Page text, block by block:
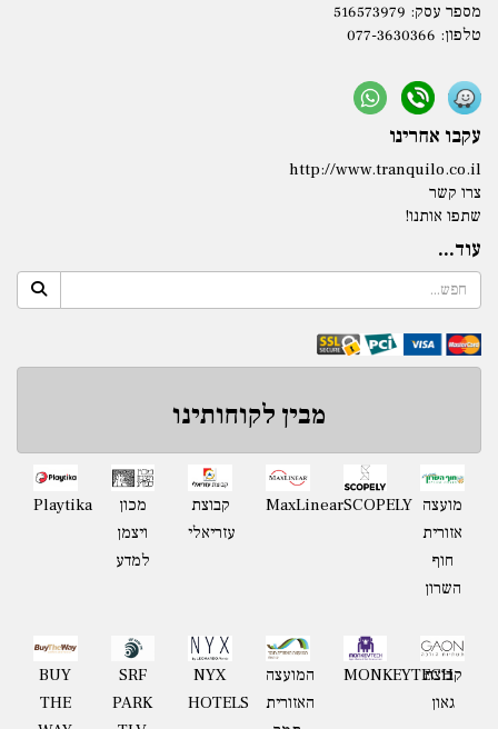
מספר עסק: 516573979
טלפון: 077-3630366
עקבו אחרינו
http://www.tranquilo.co.il
צרו קשר
שתפו אותנו!
עוד...
מבין לקוחותינו
Playtika
מכון
ויצמן
למדע
קבוצת
עזריאלי
MaxLinearSCOPELY מועצה
אזורית
חוף
השרון
BUY
THE
SRF
PARK
NYX
HOTELS
המועצה
האזורית
MONKEYTECH
קבוצת
גאון